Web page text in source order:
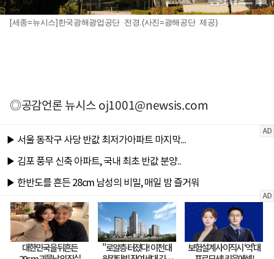
[세종=뉴시스]한국광해광업공단 전경.(사진=광해공단 제공)
◎공감언론 뉴시스oj1001@newsis.com